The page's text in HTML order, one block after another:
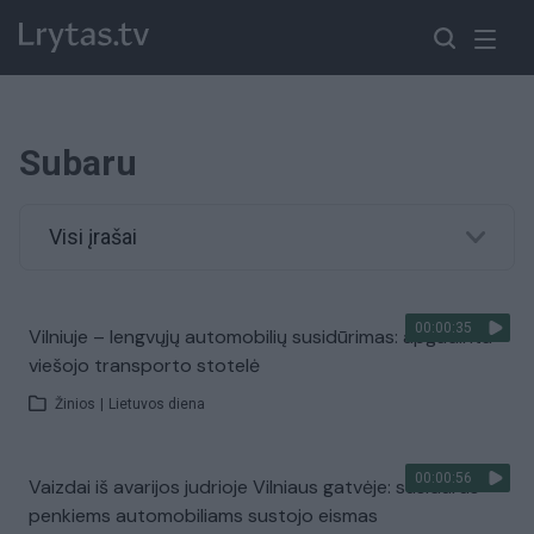
Subaru
Visi įrašai
00:00:35
Vilniuje – lengvųjų automobilių susidūrimas: apgadinta
viešojo transporto stotelė
Žinios Lietuvos diena
00:00:56
Vaizdai iš avarijos judrioje Vilniaus gatvėje: susidūrus
penkiems automobiliams sustojo eismas